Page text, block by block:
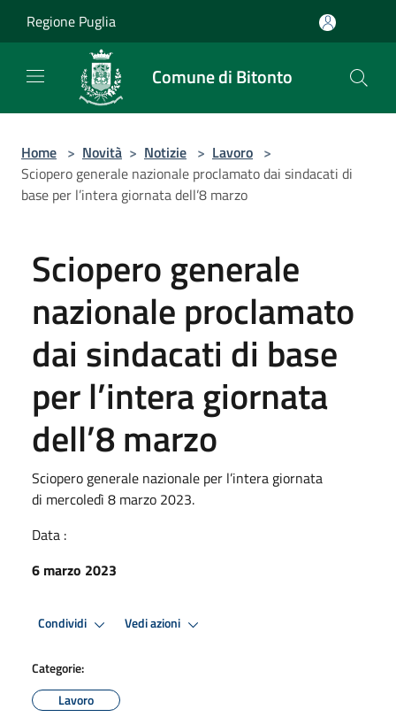
Regione Puglia
Comune di Bitonto
Home > Novità > Notizie > Lavoro >
Sciopero generale nazionale proclamato dai sindacati di
base per l’intera giornata dell’8 marzo
Sciopero generale
nazionale proclamato
dai sindacati di base
per l’intera giornata
dell’8 marzo
Sciopero generale nazionale per l’intera giornata
di mercoledì 8 marzo 2023.
Data :
6 marzo 2023
Condividi Vedi azioni
Categorie:
Lavoro